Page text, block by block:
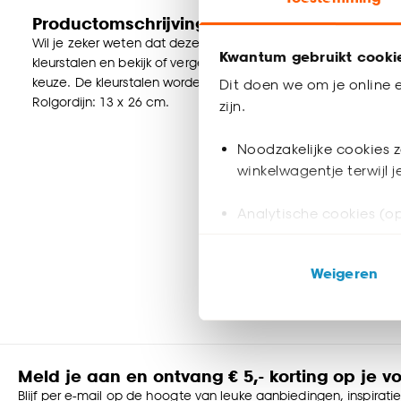
Kwantum gebruikt
Dit doen we om je online
zijn.
Noodzakelijke cookies
winkelwagentje terwijl
Analytische cookies
ook buiten de
Klik op ‘Ja, alles
Weigeren
Productomschrijving
Wil je zeker weten dat deze raamdecoratie bij de rest van
kleurstalen en bekijk of vergelijk eenvoudig welke
keuze. De kleurstalen worden binnen 2 à 3 werkdagen
Rolgordijn: 13 x 26 cm.
Meld je aan en ontvang € 5,- korting op je
Blijf per e-mail op de hoogte van leuke aanbiedingen,